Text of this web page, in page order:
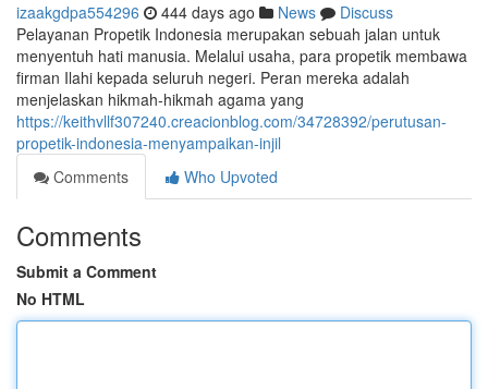
izaakgdpa554296 444 days ago News
Discuss
Pelayanan Propetik Indonesia merupakan sebuah jalan untuk
menyentuh hati manusia. Melalui usaha, para propetik membawa
firman Ilahi kepada seluruh negeri. Peran mereka adalah
menjelaskan hikmah-hikmah agama yang
https://keithvllf307240.creacionblog.com/34728392/perutusan-
propetik-indonesia-menyampaikan-injil
Comments
Who Upvoted
Comments
Submit a Comment
No HTML